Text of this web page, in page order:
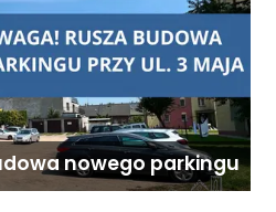
nowego parkingu